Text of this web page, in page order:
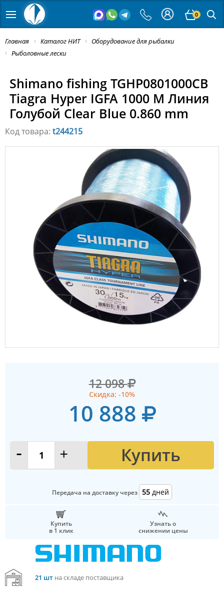
0
Главная Каталог НИТ
Оборудование для рыбалки
Рыболовные лески
Shimano fishing TGHP0801000CB
Tiagra Hyper IGFA 1000 M Линия
Голубой Clear Blue 0.860 mm
Код товара: t244215
12 098
Скидка: -10%
10 888
- + Купить
Передача на доставку через 55 дней
Купить
в 1 клик
Узнать о
снижении цены
21 штна складе поставщика